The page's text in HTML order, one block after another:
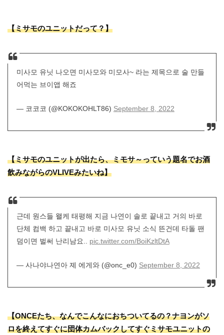
【ミサモのユニットだって？】
미사모 유닛 나오면 미사모와 미모사~ 라는 제목으로 술 만들
어먹는 브이앱 해죠
— 코코코 (@KOKOKOHLT86) September 8, 2022
【ミサモのユニットが出たら、ミモサ～っていう題名でお酒
飲みながらのVLIVEみたいね】
근데 원스들 왤케 태평해 지금 나연이 솔로 끝내고 거의 바로
단체 컴백 하고 끝내고 바로 미사모 유닛 소식 뜬건데 타돌 팬
덤이면 벌써 난리남요.. pic.twitter.com/BoiKzltDtA
— 사나야나연아 졔 에게와 (@onc_e0) September 8, 2022
【ONCEたち、なんでこんなにおちついてるの？ナヨンがソ
ロを終えてすぐに団体カムバックしてすぐミサモユニットの